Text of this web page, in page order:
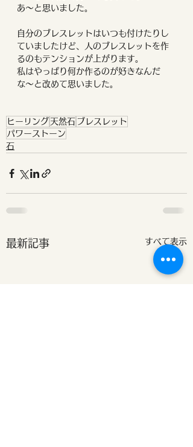
あ〜と思いました。
自分のブレスレットはいつも付けたりし
ていましたけど、人のブレスレットを作
るのもテンションが上がります。
私はやっぱり何か作るのが好きなんだ
な〜と改めて思いました。
ヒーリング 天然石 ブレスレット
パワーストーン
石
最新記事 すべて表示